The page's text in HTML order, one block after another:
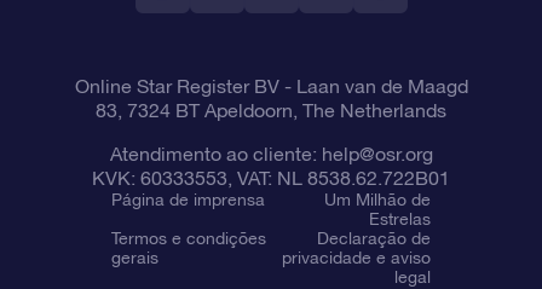
Online Star Register BV- Laan van de Maagd
83, 7324 BT Apeldoorn, The Netherlands
Atendimento ao cliente: help@osr.org
KVK: 60333553, VAT: NL 8538.62.722B01
Página de imprensa
Um Milhão de
Estrelas
Termos e condições
gerais
Declaração de
privacidade e aviso
legal